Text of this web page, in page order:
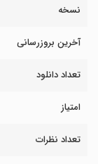
نسخه
آخرین بروزرسانی
تعداد دانلود
امتیاز
تعداد نظرات